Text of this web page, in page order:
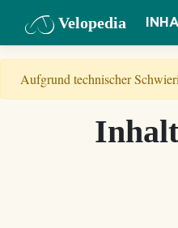
Velopedia
Aufgrund technischer